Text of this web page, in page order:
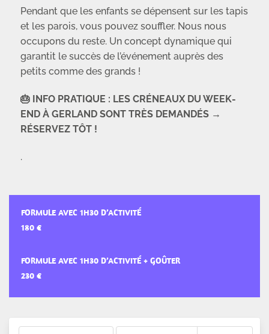
Pendant que les enfants se dépensent sur les tapis
et les parois, vous pouvez souffler. Nous nous
occupons du reste. Un concept dynamique qui
garantit le succès de l’événement auprès des
petits comme des grands !
🎂 INFO PRATIQUE : LES CRÉNEAUX DU WEEK-
END À GERLAND SONT TRÈS DEMANDÉS →
RÉSERVEZ TÔT !
.
FORMULE AVEC 1H30 D’ACTIVITÉ
FORMULE AVEC 1H30 D’ACTIVITÉ + GOÛTER